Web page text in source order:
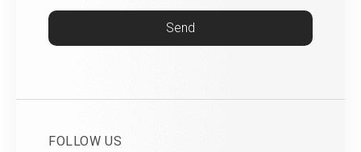
Send
FOLLOW US